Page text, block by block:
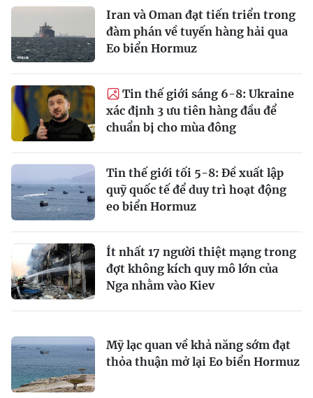
Iran và Oman đạt tiến triển trong
đàm phán về tuyến hàng hải qua
Eo biển Hormuz
Tin thế giới sáng 6-8: Ukraine
xác định 3 ưu tiên hàng đầu để
chuẩn bị cho mùa đông
Tin thế giới tối 5-8: Đề xuất lập
quỹ quốc tế để duy trì hoạt động
eo biển Hormuz
Ít nhất 17 người thiệt mạng trong
đợt không kích quy mô lớn của
Nga nhằm vào Kiev
Mỹ lạc quan về khả năng sớm đạt
thỏa thuận mở lại Eo biển Hormuz